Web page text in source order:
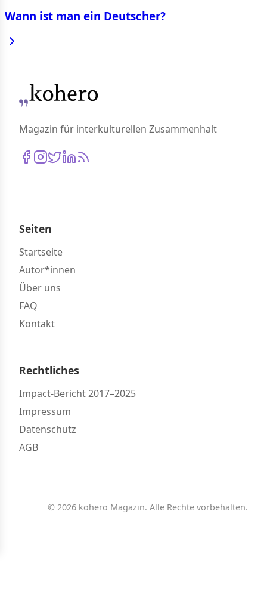
Wann ist man ein Deutscher?
Magazin für interkulturellen Zusammenhalt
Seiten
Startseite
Autor*innen
Über uns
FAQ
Kontakt
Rechtliches
Impact-Bericht 2017–2025
Impressum
Datenschutz
AGB
© 2026 kohero Magazin. Alle Rechte vorbehalten.